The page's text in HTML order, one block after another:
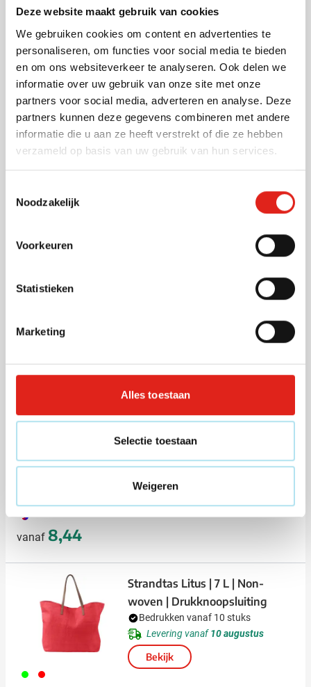
Deze website maakt gebruik van cookies
We gebruiken cookies om content en advertenties te
personaliseren, om functies voor social media te bieden
en om ons websiteverkeer te analyseren. Ook delen we
informatie over uw gebruik van onze site met onze
partners voor social media, adverteren en analyse. Deze
partners kunnen deze gegevens combineren met andere
informatie die u aan ze heeft verstrekt of die ze hebben
verzameld op basis van uw gebruik van hun services.
Noodzakelijk
Voorkeuren
Statistieken
Marketing
Alles toestaan
Selectie toestaan
Weigeren
311
vanaf 4,35
Levering vanaf17 augustus
398003005
Gerecycleerd
Strandtas Feltsea
Levering vanaf
vanaf 5,42
075
vanaf 8,44
Strandtas Marina
Bedrukken vanaf 15 stuks
Levering vanaf24 augustus
Bekijk
019 008
Strandtas Litus | 7 L | Non-
woven | Drukknoopsluiting
Bedrukken vanaf 10 stuks
Levering vanaf10 augustus
Bekijk